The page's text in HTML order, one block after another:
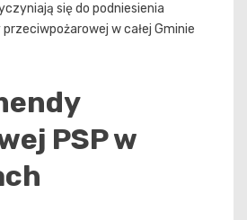
się do podniesienia
w całej Gminie
PSP w